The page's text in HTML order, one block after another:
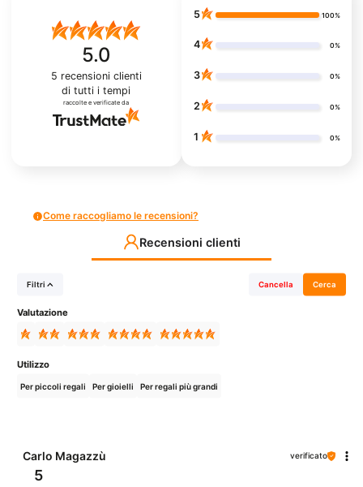
5.0
5 recensioni clienti
di tutti i tempi
raccolte e verificate da
5 100%
4 0%
3 0%
2 0%
1 0%
Come raccogliamo le recensioni?
Recensioni clienti
Filtri Cancella Cerca
Valutazione
Utilizzo
Per piccoli regali Per gioielli Per regali più grandi
Carlo Magazzù verificato
5